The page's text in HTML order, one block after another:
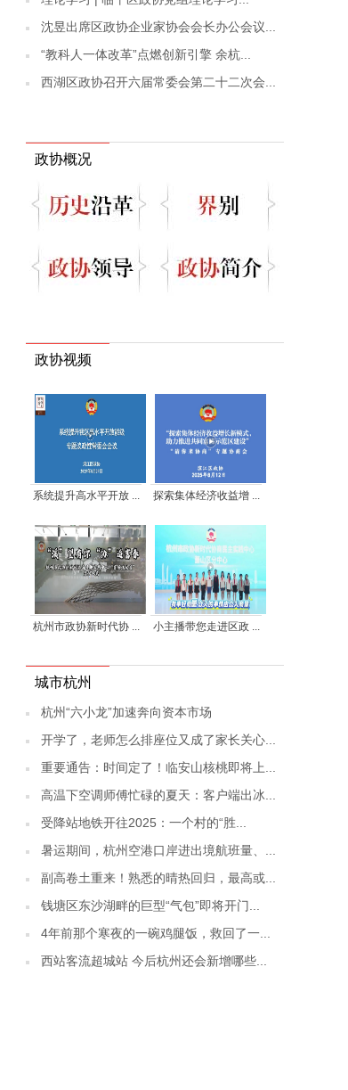
沈昱出席区政协企业家协会会长办公会议...
“教科人一体改革”点燃创新引擎 余杭...
西湖区政协召开六届常委会第二十二次会...
政协概况
政协视频
系统提升高水平开放 ... 探索集体经济收益增 ...
杭州市政协新时代协 ... 小主播带您走进区政 ...
城市杭州
杭州“六小龙”加速奔向资本市场
开学了，老师怎么排座位又成了家长关心...
重要通告：时间定了！临安山核桃即将上...
高温下空调师傅忙碌的夏天：客户端出冰...
受降站地铁开往2025：一个村的“胜...
暑运期间，杭州空港口岸进出境航班量、...
副高卷土重来！熟悉的晴热回归，最高或...
钱塘区东沙湖畔的巨型“气包”即将开门...
4年前那个寒夜的一碗鸡腿饭，救回了一...
西站客流超城站 今后杭州还会新增哪些...